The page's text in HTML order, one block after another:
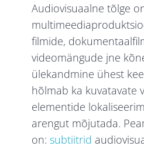
Audiovisuaalne tõlge
filmide,
videomängude jne
ülekandmine ühest
hõlmab ka kuvatavate
elementide
arengut mõjutada.
on: subtiitrid